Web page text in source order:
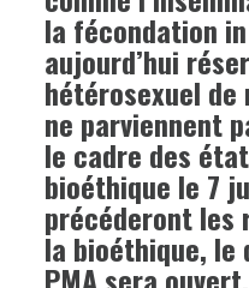
la fécondation
aujourd’hui
hétérosexuel de
ne parviennent
le cadre des
bioéthique le 7
précéderont les
la bioéthique, le